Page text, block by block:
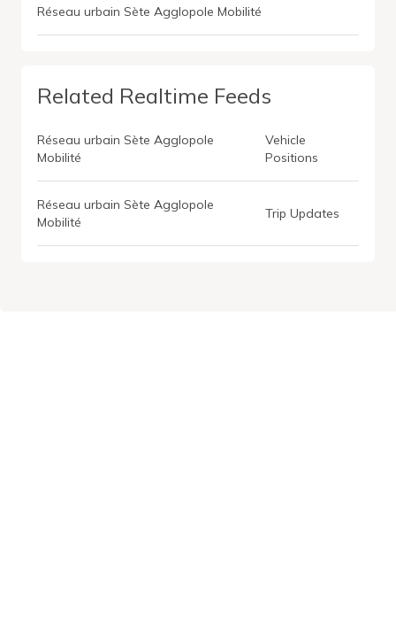
Réseau urbain Sète Agglopole Mobilité
Related Realtime Feeds
Réseau urbain Sète Agglopole
Mobilité
Vehicle
Positions
Réseau urbain Sète Agglopole
Mobilité
Trip Updates